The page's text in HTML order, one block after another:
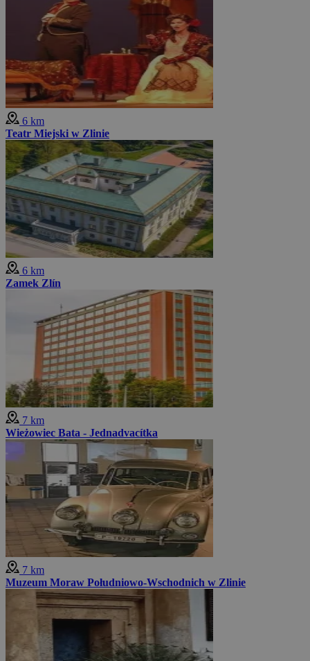
6 km
Teatr Miejski w Zlinie
6 km
Zamek Zlín
7 km
Wieżowiec Bata - Jednadvacítka
7 km
Muzeum Moraw Południowo-Wschodnich w Zlinie